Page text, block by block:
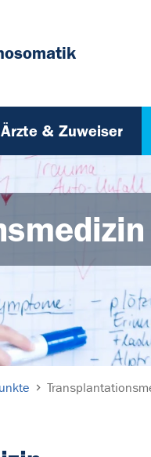
Ärzte & Zuweiser